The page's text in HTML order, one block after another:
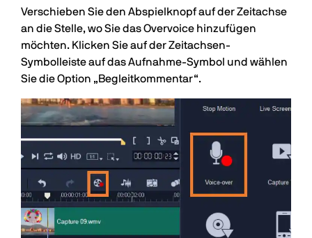
Verschieben Sie den Abspielknopf auf der Zeitachse
an die Stelle, wo Sie das Overvoice hinzufügen
möchten. Klicken Sie auf der Zeitachsen-
Symbolleiste auf das Aufnahme-Symbol und wählen
Sie die Option „Begleitkommentar“.